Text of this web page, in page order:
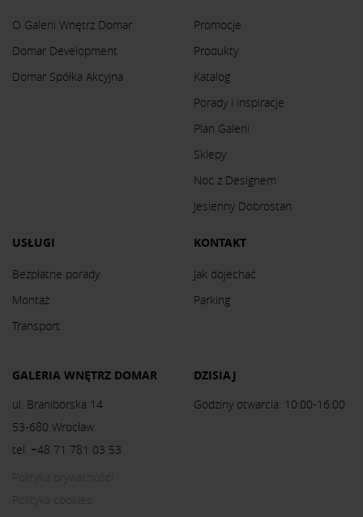
O Galerii Wnętrz Domar
Domar Development
Domar Spółka Akcyjna
Promocje
Produkty
Katalog
Porady i inspiracje
Plan Galerii
Sklepy
Noc z Designem
Jesienny Dobrostan
USŁUGI
Bezpłatne porady
Montaż
Transport
KONTAKT
Jak dojechać
Parking
GALERIA WNĘTRZ DOMAR
ul. Braniborska 14
53-680 Wrocław
tel. +48 71 781 03 53
DZISIAJ
Godziny otwarcia: 10:00-16:00